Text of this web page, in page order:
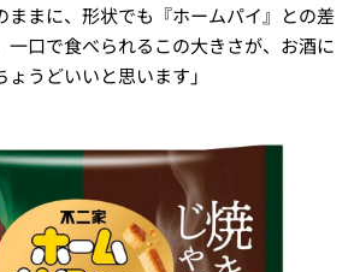
ままに、形状でも『ホームパイ』との差
一口で食べられるこの大きさが、お酒に
うどいいと思います」